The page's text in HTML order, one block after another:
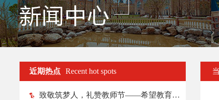
近期热点 Recent hot spots
致敬筑梦人，礼赞教师节——希望教育各院校纷纷举行教师节庆祝活动